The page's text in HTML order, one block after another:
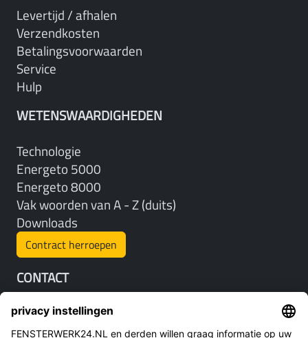
Levertijd / afhalen
Verzendkosten
Betalingsvoorwaarden
Service
Hulp
WETENSWAARDIGHEDEN
Technologie
Energeto 5000
Energeto 8000
Vak woorden van A - Z (duits)
Downloads
Contract herroepen
CONTACT
Telefoon: +49 2871 2 36 69 63
Ma - Vr 8.30 - 17.00 uur